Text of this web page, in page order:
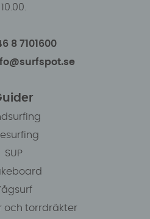
10.00.
8 7101600
SUP
och torrdräkter